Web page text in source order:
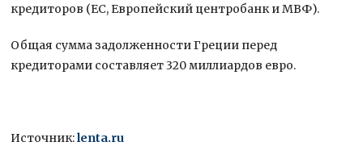
кредиторов (ЕС, Европейский центробанк и МВФ).
Общая сумма задолженности Греции перед
кредиторами составляет 320 миллиардов евро.
Источник:lenta.ru